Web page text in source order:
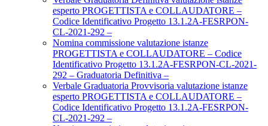
esperto PROGETTISTA e COLLAUDATORE –
Codice Identificativo Progetto 13.1.2A-FESRPON-
CL-2021-292 –
Nomina commissione valutazione istanze
PROGETTISTA e COLLAUDATORE – Codice
Identificativo Progetto 13.1.2A-FESRPON-CL-2021-
292 – Graduatoria Definitiva –
Verbale Graduatoria Provvisoria valutazione istanze
esperto PROGETTISTA e COLLAUDATORE –
Codice Identificativo Progetto 13.1.2A-FESRPON-
CL-2021-292 –